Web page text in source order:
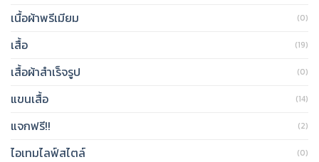
เนื้อผ้าพรีเมียม (0)
เสื้อ (19)
เสื้อผ้าสำเร็จรูป (0)
แขนเสื้อ (14)
แจกฟรี!! (2)
ไอเทมไลฟ์สไตล์ (0)